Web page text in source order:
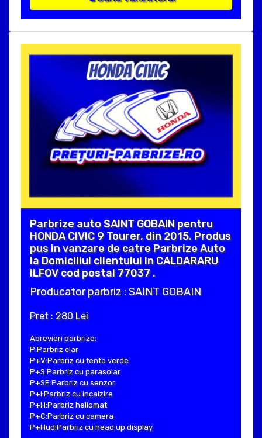
Parbrize auto SAINT GOBAIN pentru
HONDA CIVIC 9 Tourer, din 2015. Produs
pus in vanzare de catre Parbrize Auto
la Domiciliul clientului in CALDARARU
ILFOV cod postal 77037 .
Producator parbriz : SAINT GOBAIN
Pret : 280 Lei
Abrevieri parbrize:
P:Parbriz clar
P+V:Parbriz cu tenta verde
P+S:Parbriz cu parasolar
P+SE:Parbriz cu senzor
P+I:Parbriz cu incalzire
P+H:Parbriz heliomat
P+C:Parbriz cu camera
P+Hud:Parbriz cu head up display